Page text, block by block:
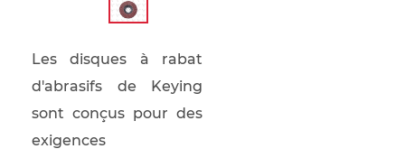
Les disques à rabat
d'abrasifs de Keying
sont conçus pour des
exigences